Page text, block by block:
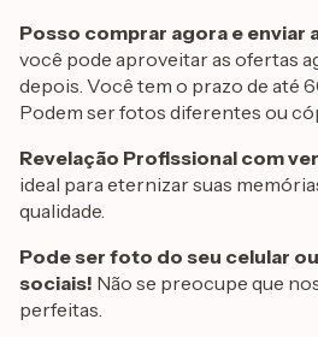
Posso comprar agora e enviar
você pode aproveitar as ofertas
depois. Você tem o prazo de até
Podem ser fotos diferentes ou
Revelação Profissional com
ideal para eternizar suas
qualidade.
Pode ser foto do seu celular
sociais! Não se preocupe que
perfeitas.